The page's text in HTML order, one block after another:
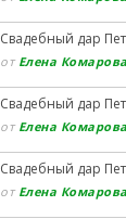
Свадебный дар
от Елена Комарова
Свадебный дар
от Елена Комарова
Свадебный дар
от Елена Комарова